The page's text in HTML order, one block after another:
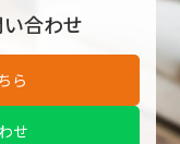
合わせ
ら
せ